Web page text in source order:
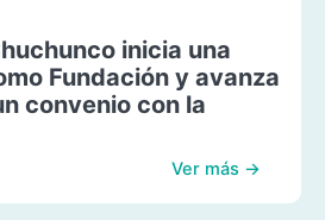
inicia una
Fundación y avanza
convenio con la
Ver más →